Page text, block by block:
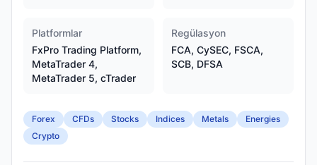
Platformlar
FxPro Trading Platform,
MetaTrader 4,
MetaTrader 5, cTrader
Regülasyon
FCA, CySEC, FSCA,
SCB, DFSA
Forex CFDs Stocks Indices Metals
Energies
Crypto